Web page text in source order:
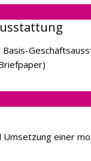
Umsetzung einer